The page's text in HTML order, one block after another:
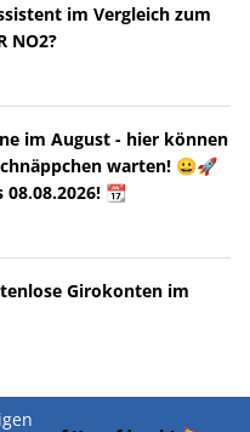
im Vergleich zum
NO2?
im August - hier können
warten! 😀🚀
08.08.2026! 📆
Girokonten im